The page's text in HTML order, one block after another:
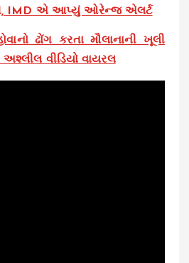
IMD એ આપ્યું ઓરેન્જ એલર્ટ
ઢોંગ કરતા મૌલાનાની ખૂલી
વીડિયો વાયરલ